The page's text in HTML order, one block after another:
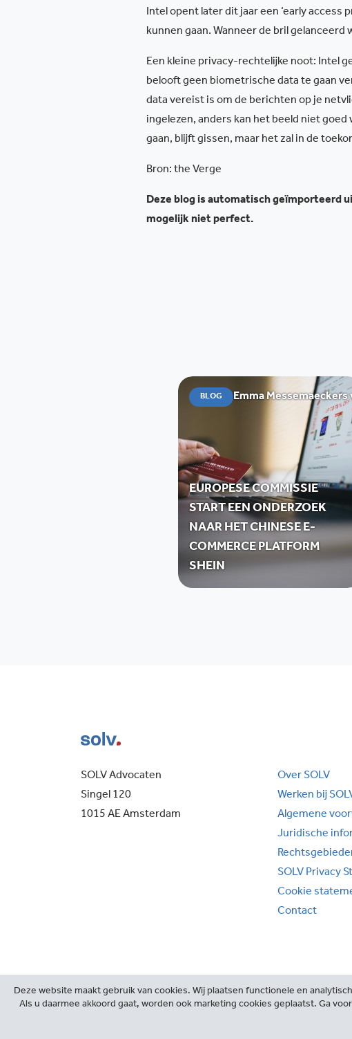
Intel opent later dit jaar een ‘early access
kunnen gaan. Wanneer de bril
Een kleine privacy-rechtelijke noot: Intel
belooft geen biometrische data te gaan
data vereist is om de berichten op je
ingelezen, anders kan het beeld niet
gaan, blijft gissen, maar het zal in de
Bron: the Verge
Deze blog is automatisch geïmporteerd
mogelijk niet perfect.
BLOG Emma Messemaeckers
EUROPESE COMMISSIE
START EEN ONDERZOEK
NAAR HET CHINESE E-
COMMERCE PLATFORM
SHEIN
SOLV Advocaten
Singel 120
1015 AE Amsterdam
Over SOLV
Werken bij
Algemene
Juridische
SOLV Privacy
Cookie
Contact
Deze website maakt gebruik van cookies. Wij plaatsen functionele en
Als u daarmee akkoord gaat, worden ook marketing cookies geplaatst. Ga